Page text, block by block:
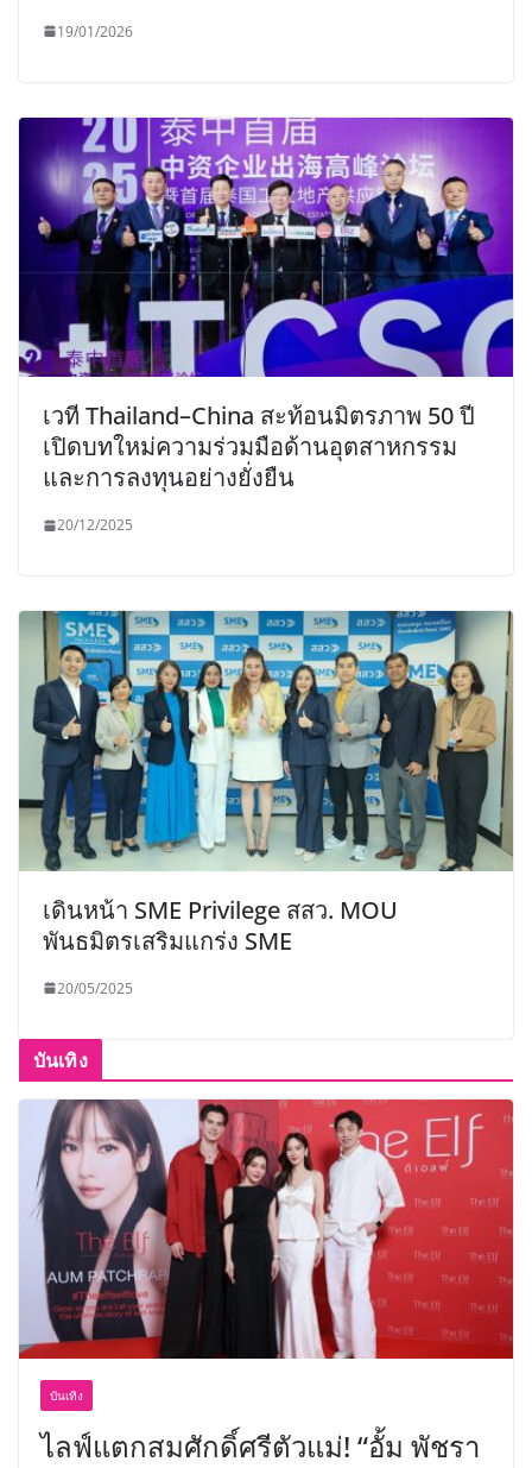
19/01/2026
เวที Thailand–China สะท้อนมิตรภาพ 50 ปี
เปิดบทใหม่ความร่วมมือด้านอุตสาหกรรม
และการลงทุนอย่างยั่งยืน
20/12/2025
เดินหน้า SME Privilege สสว. MOU
พันธมิตรเสริมแกร่ง SME
20/05/2025
บันเทิง
บันเทิง
ไลฟ์แตกสมศักดิ์ศรีตัวแม่! “อั้ม พัชรา